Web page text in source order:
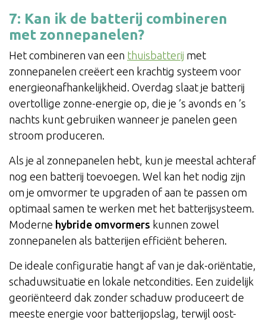
7: Kan ik de batterij combineren
met zonnepanelen?
Het combineren van een thuisbatterij met
zonnepanelen creëert een krachtig systeem voor
energieonafhankelijkheid. Overdag slaat je batterij
overtollige zonne-energie op, die je ’s avonds en ’s
nachts kunt gebruiken wanneer je panelen geen
stroom produceren.
Als je al zonnepanelen hebt, kun je meestal achteraf
nog een batterij toevoegen. Wel kan het nodig zijn
om je omvormer te upgraden of aan te passen om
optimaal samen te werken met het batterijsysteem.
Moderne hybride omvormers kunnen zowel
zonnepanelen als batterijen efficiënt beheren.
De ideale configuratie hangt af van je dak-oriëntatie,
schaduwsituatie en lokale netcondities. Een zuidelijk
georiënteerd dak zonder schaduw produceert de
meeste energie voor batterijopslag, terwijl oost-